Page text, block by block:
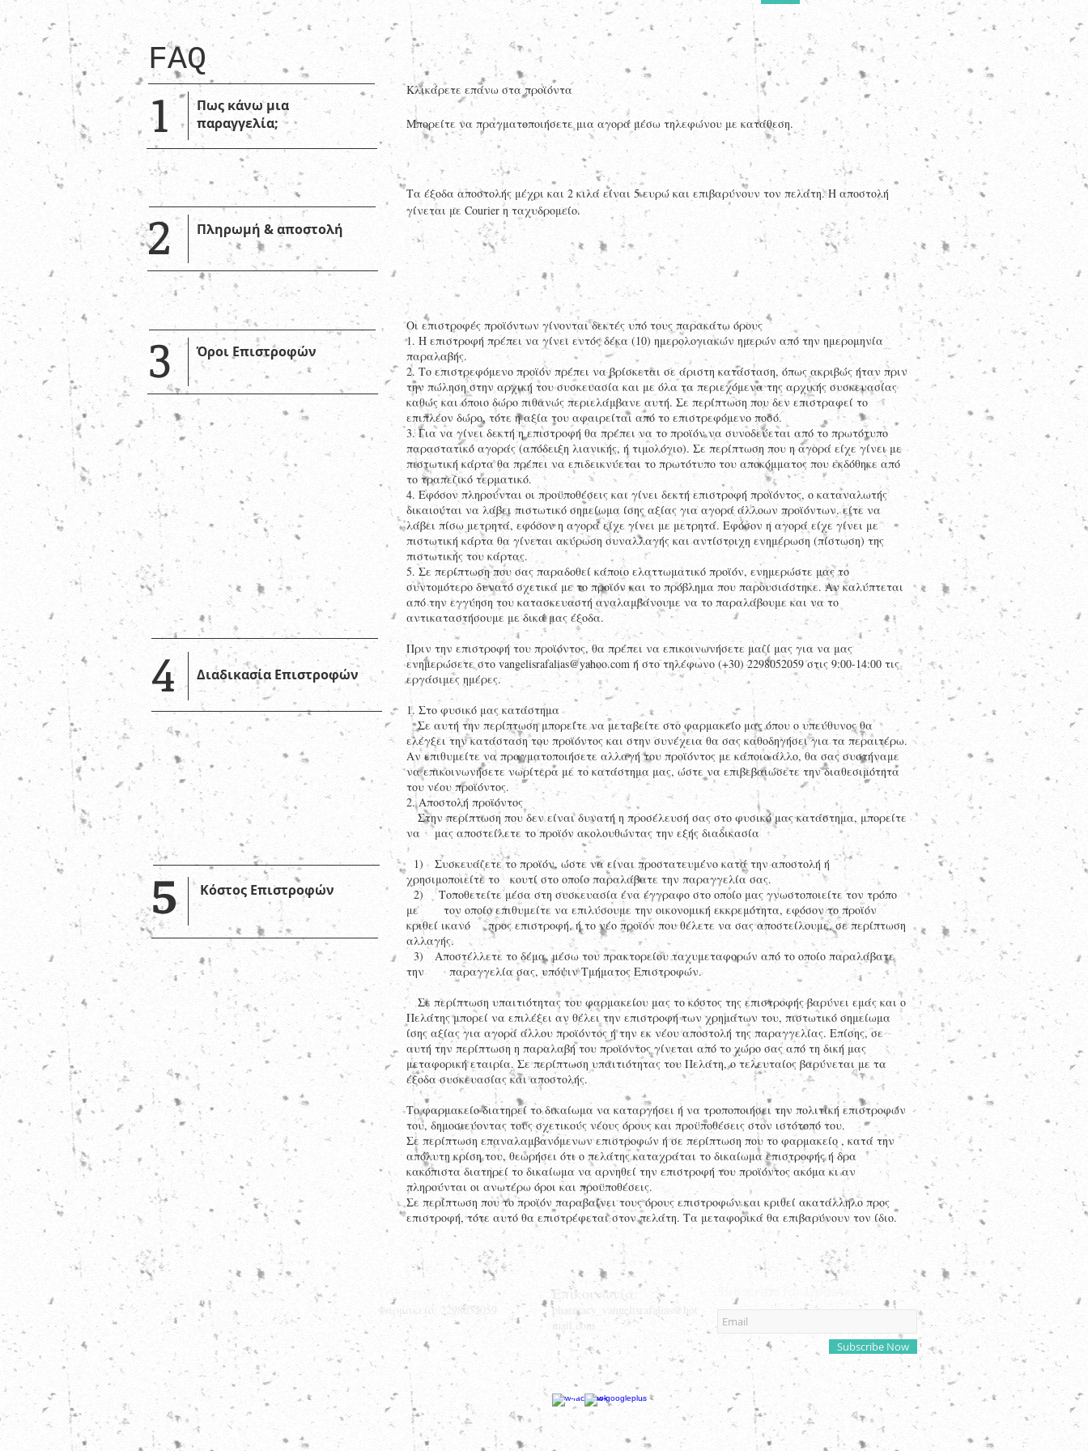
FAQ
1
Πως κάνω μια
παραγγελία;
2 Πληρωμή & αποστολή
3 Όροι Επιστροφών
4 Διαδικασία Επιστροφών
5 Κόστος Επιστροφών
Κλικάρετε επάνω στα προϊόντα
Μπορείτε να πραγματοποιήσετε μια αγορά μέσω τηλεφώνου με κατάθεση.
Τα έξοδα αποστολής μέχρι και 2 κιλά είναι 5 ευρώ και επιβαρύνουν τον πελάτη. Η αποστολή
γίνεται με Courier η ταχυδρομείο.
Οι επιστροφές προϊόντων γίνονται δεκτές υπό τους παρακάτω όρους
1. Η επιστροφή πρέπει να γίνει εντός δέκα (10) ημερολογιακών ημερών από την ημερομηνία
παραλαβής.
2. Το επιστρεφόμενο προϊόν πρέπει να βρίσκεται σε άριστη κατάσταση, όπως ακριβώς ήταν πριν
την πώληση στην αρχική του συσκευασία και με όλα τα περιεχόμενα της αρχικής συσκευασίας
καθώς και όποιο δώρο πιθανώς περιελάμβανε αυτή. Σε περίπτωση που δεν επιστραφεί το
επιπλέον δώρο, τότε η αξία του αφαιρείται από το επιστρεφόμενο ποσό.
3. Για να γίνει δεκτή η επιστροφή θα πρέπει να το προϊόν να συνοδεύεται από το πρωτότυπο
παραστατικό αγοράς (απόδειξη λιανικής, ή τιμολόγιο). Σε περίπτωση που η αγορά είχε γίνει με
πιστωτική κάρτα θα πρέπει να επιδεικνύεται το πρωτότυπο του αποκόμματος που εκδόθηκε από
το τραπεζικό τερματικό.
4. Εφόσον πληρούνται οι προϋποθέσεις και γίνει δεκτή επιστροφή προϊόντος, ο καταναλωτής
δικαιούται να λάβει πιστωτικό σημείωμα ίσης αξίας για αγορά άλλοων προϊόντων. είτε να
λάβει πίσω μετρητά, εφόσον η αγορά είχε γίνει με μετρητά. Εφόσον η αγορά είχε γίνει με
πιστωτική κάρτα θα γίνεται ακύρωση συναλλαγής και αντίστοιχη ενημέρωση (πίστωση) της
πιστωτικής του κάρτας.
5. Σε περίπτωση που σας παραδοθεί κάποιο ελαττωματικό προϊόν, ενημερώστε μας το
συντομότερο δυνατό σχετικά με το προϊόν και το πρόβλημα που παρουσιάστηκε. Αν καλύπτεται
από την εγγύηση του κατασκευαστή αναλαμβάνουμε να το παραλάβουμε και να το
αντικαταστήσουμε με δικά μας έξοδα.
Πριν την επιστροφή του προϊόντος, θα πρέπει να επικοινωνήσετε μαζί μας για να μας
ενημερώσετε στο vangelisrafalias@yahoo.com ή στο τηλέφωνο (+30) 2298052059 στις 9:00-14:00 τις
εργάσιμες ημέρες.
1. Στο φυσικό μας κατάστημα
Σε αυτή την περίπτωση μπορείτε να μεταβείτε στο φαρμακείο μας όπου ο υπεύθυνος θα
ελέγξει την κατάσταση του προϊόντος και στην συνέχεια θα σας καθοδηγήσει για τα περαιτέρω.
Αν επιθυμείτε να πραγματοποιήσετε αλλαγή του προϊόντος με κάποιο άλλο, θα σας συστήναμε
να επικοινωνήσετε νωρίτερα με το κατάστημα μας, ώστε να επιβεβαιώσετε την διαθεσιμότητα
του νέου προϊόντος.
2. Αποστολή προϊόντος
Στην περίπτωση που δεν είναι δυνατή η προσέλευσή σας στο φυσικό μας κατάστημα, μπορείτε
να μας αποστείλετε το προϊόν ακολουθώντας την εξής διαδικασία
1) Συσκευάζετε το προϊόν, ώστε να είναι προστατευμένο κατά την αποστολή ή
χρησιμοποιείτε το κουτί στο οποίο παραλάβατε την παραγγελία σας.
2) Τοποθετείτε μέσα στη συσκευασία ένα έγγραφο στο οποίο μας γνωστοποιείτε τον τρόπο
με τον οποίο επιθυμείτε να επιλύσουμε την οικονομική εκκρεμότητα, εφόσον το προϊόν
κριθεί ικανό προς επιστροφή, ή το νέο προϊόν που θέλετε να σας αποστείλουμε, σε περίπτωση
αλλαγής.
3) Αποστέλλετε το δέμα, μέσω του πρακτορείου ταχυμεταφορών από το οποίο παραλάβατε
την παραγγελία σας, υπόψιν Τμήματος Επιστροφών.
Σε περίπτωση υπαιτιότητας του φαρμακείου μας το κόστος της επιστροφής βαρύνει εμάς και ο
Πελάτης μπορεί να επιλέξει αν θέλει την επιστροφή των χρημάτων του, πιστωτικό σημείωμα
ίσης αξίας για αγορά άλλου προϊόντος ή την εκ νέου αποστολή της παραγγελίας. Επίσης, σε
αυτή την περίπτωση η παραλαβή του προϊόντος γίνεται από το χώρο σας από τη δική μας
μεταφορική εταιρία. Σε περίπτωση υπαιτιότητας του Πελάτη, ο τελευταίος βαρύνεται με τα
έξοδα συσκευασίας και αποστολής.
Το φαρμακείο διατηρεί το δικαίωμα να καταργήσει ή να τροποποιήσει την πολιτική επιστροφών
του, δημοσιεύοντας τους σχετικούς νέους όρους και προϋποθέσεις στον ιστότοπό του.
Σε περίπτωση επαναλαμβανόμενων επιστροφών ή σε περίπτωση που το φαρμακείο , κατά την
απόλυτη κρίση του, θεωρήσει ότι ο πελάτης καταχράται το δικαίωμα επιστροφής ή δρα
κακόπιστα διατηρεί το δικαίωμα να αρνηθεί την επιστροφή του προϊόντος ακόμα κι αν
πληρούνται οι ανωτέρω όροι και προϋποθέσεις.
Σε περίπτωση που το προϊόν παραβαίνει τους όρους επιστροφών και κριθεί ακατάλληλο προς
επιστροφή, τότε αυτό θα επιστρέφεται στον πελάτη. Τα μεταφορικά θα επιβαρύνουν τον ίδιο.
Βρισκόμαστε:
Ύδρα κέντρο
ΤΚ 18040
Τηλέφωνα:
Φαρμακείο: 2298052059
Επικοινωνία:
pharmacy_vangelisrafalias@hot
mail.com
Subscribe for Updates
Subscribe Now